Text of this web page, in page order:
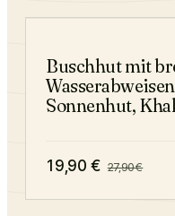
Buschhut mit
Sonnenhut,
19,90 € 27,90€